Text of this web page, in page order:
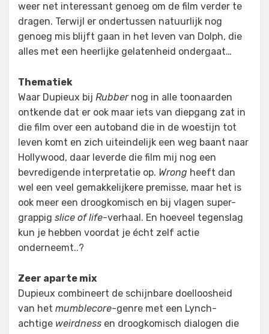
weer net interessant genoeg om de film verder te
dragen. Terwijl er ondertussen natuurlijk nog
genoeg mis blijft gaan in het leven van Dolph, die
alles met een heerlijke gelatenheid ondergaat…
Thematiek
Waar Dupieux bij Rubbernog in alle toonaarden
ontkende dat er ook maar iets van diepgang zat in
die film over een autoband die in de woestijn tot
leven komt en zich uiteindelijk een weg baant naar
Hollywood, daar leverde die film mij nog een
bevredigende interpretatie op. Wrong heeft dan
wel een veel gemakkelijkere premisse, maar het is
ook meer een droogkomisch en bij vlagen super-
grappig slice of life-verhaal. En hoeveel tegenslag
kun je hebben voordat je écht zelf actie
onderneemt..?
Zeer aparte mix
Dupieux combineert de schijnbare doelloosheid
van het mumblecore-genre met een Lynch-
achtige weirdness en droogkomisch dialogen die